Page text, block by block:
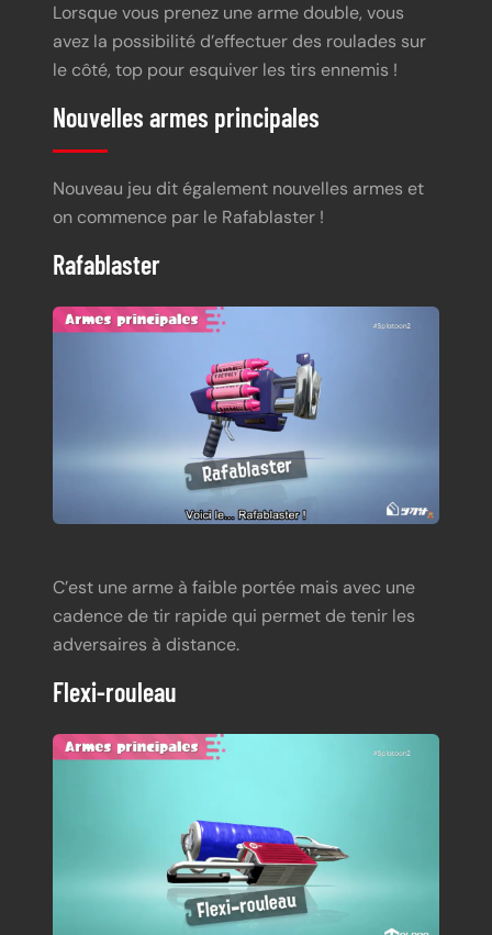
Lorsque vous prenez une arme double, vous
avez la possibilité d’effectuer des roulades sur
le côté, top pour esquiver les tirs ennemis !
Nouvelles armes principales
Nouveau jeu dit également nouvelles armes et
on commence par le Rafablaster !
Rafablaster
C’est une arme à faible portée mais avec une
cadence de tir rapide qui permet de tenir les
adversaires à distance.
Flexi-rouleau